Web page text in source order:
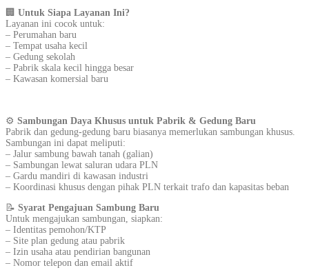
🏢 Untuk Siapa Layanan Ini?
Layanan ini cocok untuk:
– Perumahan baru
– Tempat usaha kecil
– Gedung sekolah
– Pabrik skala kecil hingga besar
– Kawasan komersial baru
⚙️ Sambungan Daya Khusus untuk Pabrik & Gedung Baru
Pabrik dan gedung-gedung baru biasanya memerlukan sambungan khusus.
Sambungan ini dapat meliputi:
– Jalur sambung bawah tanah (galian)
– Sambungan lewat saluran udara PLN
– Gardu mandiri di kawasan industri
– Koordinasi khusus dengan pihak PLN terkait trafo dan kapasitas beban
📝 Syarat Pengajuan Sambung Baru
Untuk mengajukan sambungan, siapkan:
– Identitas pemohon/KTP
– Site plan gedung atau pabrik
– Izin usaha atau pendirian bangunan
– Nomor telepon dan email aktif